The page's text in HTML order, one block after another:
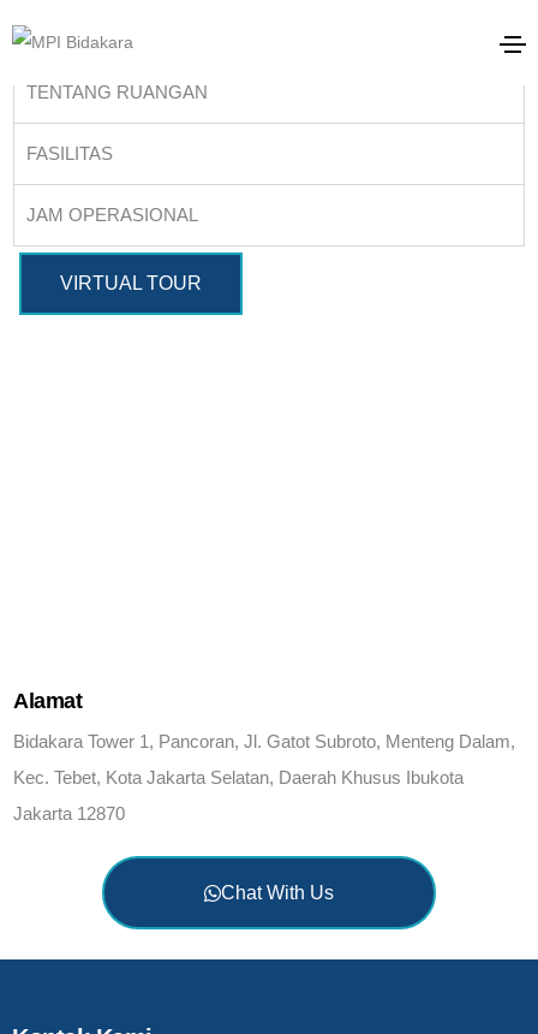
TENTANG RUANGAN
FASILITAS
JAM OPERASIONAL
VIRTUAL TOUR
Alamat
Bidakara Tower 1, Pancoran, Jl. Gatot Subroto, Menteng Dalam,
Kec. Tebet, Kota Jakarta Selatan, Daerah Khusus Ibukota
Jakarta 12870
Chat With Us